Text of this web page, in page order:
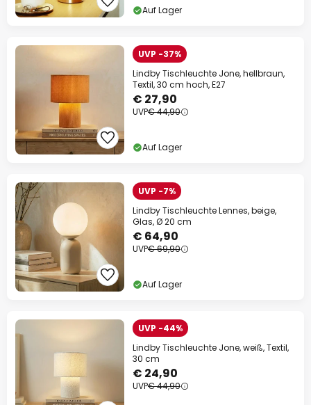
Auf Lager
UVP -37%
Lindby Tischleuchte Jone, hellbraun,
Textil, 30 cm hoch, E27
€ 27,90
UVP€ 44,90
Auf Lager
UVP -7%
Lindby Tischleuchte Lennes, beige,
Glas, Ø 20 cm
€ 64,90
UVP€ 69,90
Auf Lager
UVP -44%
Lindby Tischleuchte Jone, weiß, Textil,
30 cm
€ 24,90
UVP€ 44,90